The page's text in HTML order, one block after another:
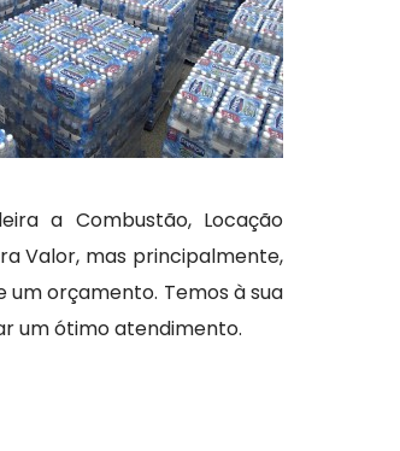
a Combustão, Locação
Valor, mas principalmente,
um orçamento. Temos à sua
um ótimo atendimento.